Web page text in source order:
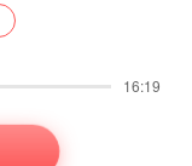
16:19